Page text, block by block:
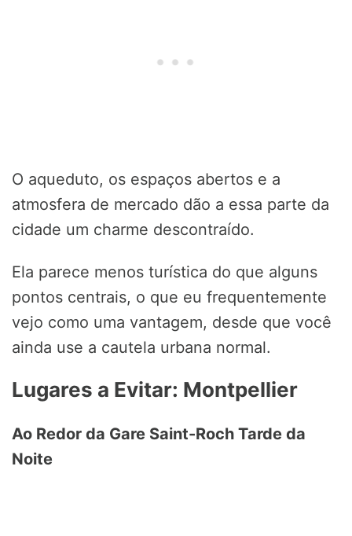
O aqueduto, os espaços abertos e a
atmosfera de mercado dão a essa parte da
cidade um charme descontraído.
Ela parece menos turística do que alguns
pontos centrais, o que eu frequentemente
vejo como uma vantagem, desde que você
ainda use a cautela urbana normal.
Lugares a Evitar: Montpellier
Ao Redor da Gare Saint-Roch Tarde da
Noite